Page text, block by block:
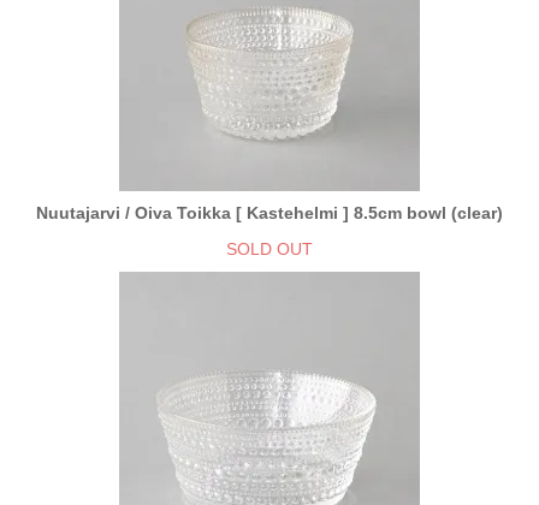
Nuutajarvi / Oiva Toikka [ Kastehelmi ] 8.5cm bowl (clear)
SOLD OUT